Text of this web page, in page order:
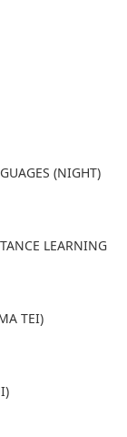
(NIGHT)
LEARNING
TEI)